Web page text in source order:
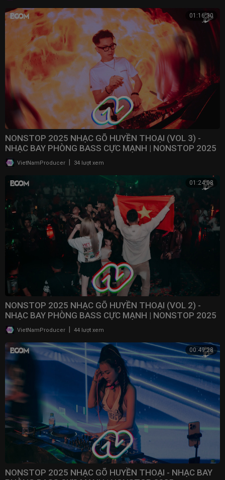
01:16:30
NONSTOP 2025 NHẠC GÕ HUYỀN THOẠI (VOL 3) -
NHẠC BAY PHÒNG BASS CỰC MẠNH | NONSTOP 2025
VINAHOUSE
VietNamProducer 34 lượt xem
01:24:08
NONSTOP 2025 NHẠC GÕ HUYỀN THOẠI (VOL 2) -
NHẠC BAY PHÒNG BASS CỰC MẠNH | NONSTOP 2025
VINAHOUSE
VietNamProducer 44 lượt xem
00:49:28
NONSTOP 2025 NHẠC GÕ HUYỀN THOẠI - NHẠC BAY